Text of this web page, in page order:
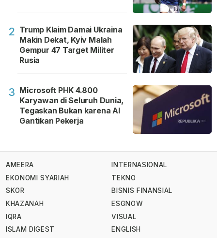
2 Trump Klaim Damai Ukraina
Makin Dekat, Kyiv Malah
Gempur 47 Target Militer
Rusia
3 Microsoft PHK 4.800
Karyawan di Seluruh Dunia,
Tegaskan Bukan karena AI
Gantikan Pekerja
AMEERA
EKONOMI SYARIAH
SKOR
KHAZANAH
IQRA
ISLAM DIGEST
INTERNASIONAL
TEKNO
BISNIS FINANSIAL
ESGNOW
VISUAL
ENGLISH